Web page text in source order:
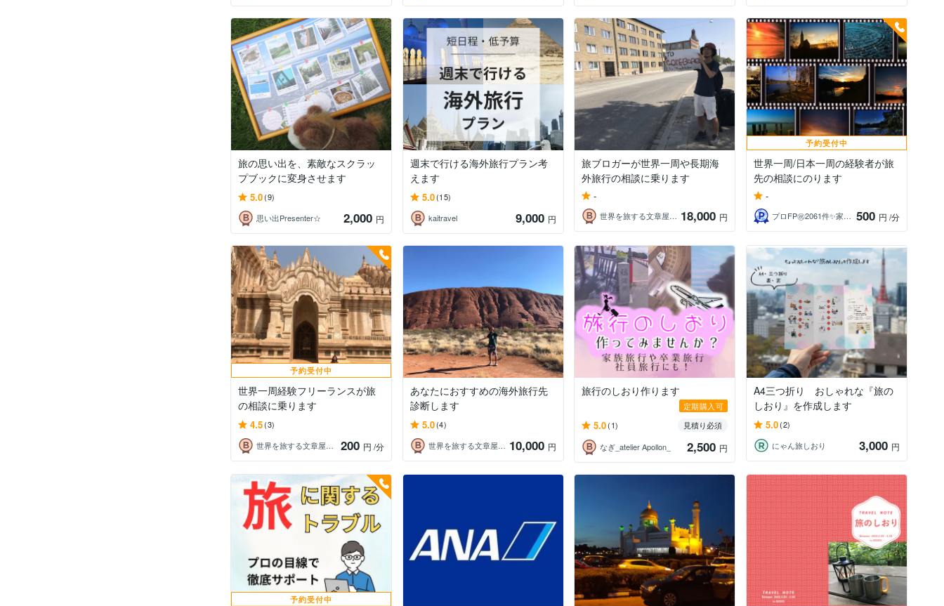
旅の思い出を、素敵なスクラッ
プブックに変身させます
5.0(9)
思い出Presenter☆
2,000 円
週末で行ける海外旅行プラン考
えます
5.0(15)
kaitravel
9,000 円
旅ブロガーが世界一周や長期海
外旅行の相談に乗ります
-
世界を旅する文章屋タカヤ｜SEOライター 18,000 円
予約受付中
世界一周/日本一周の経験者が旅
先の相談にのります
-
プロFP㊗️2061件✨家計コンサル相談 500 円 /分
予約受付中
世界一周経験フリーランスが旅
の相談に乗ります
4.5(3)
世界を旅する文章屋タカヤ｜SEOライター
200 円 /分
あなたにおすすめの海外旅行先
診断します
5.0(4)
世界を旅する文章屋タカヤ｜SEOライター
10,000 円
旅行のしおり作ります
定期購入可
5.0(1)
見積り必須
なぎ_atelier Apollon_
2,500 円
A4三つ折り おしゃれな『旅の
しおり』を作成します
5.0(2)
にゃん旅しおり
3,000 円
予約受付中